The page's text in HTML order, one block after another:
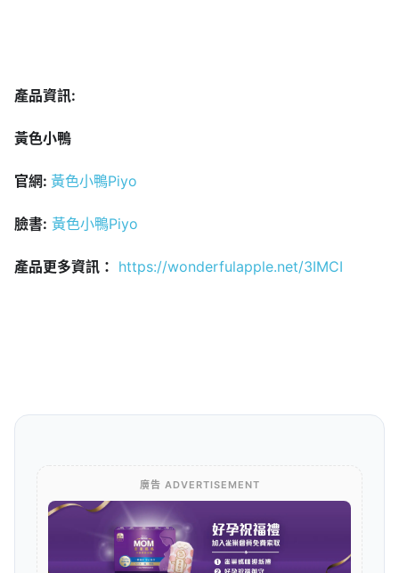
產品資訊:
黃色小鴨
官網: 黃色小鴨Piyo
臉書: 黃色小鴨Piyo
產品更多資訊： https://wonderfulapple.net/3IMCI
廣告 ADVERTISEMENT